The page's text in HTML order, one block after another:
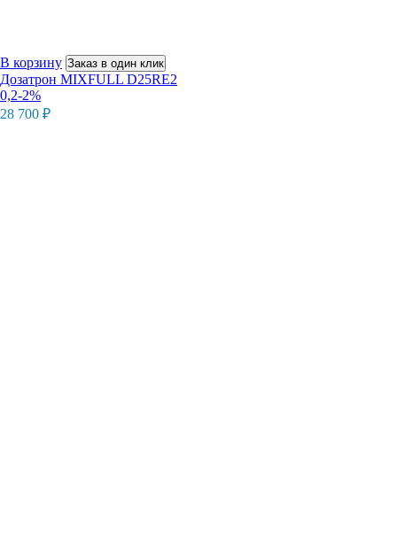
В корзину Заказ в один клик
Дозатрон MIXFULL D25RE2
0,2-2%
28 700 ₽